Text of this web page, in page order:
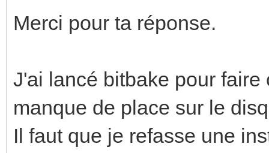
Merci pour ta réponse.
J'ai lancé bitbake pour
manque de place sur le
Il faut que je refasse une